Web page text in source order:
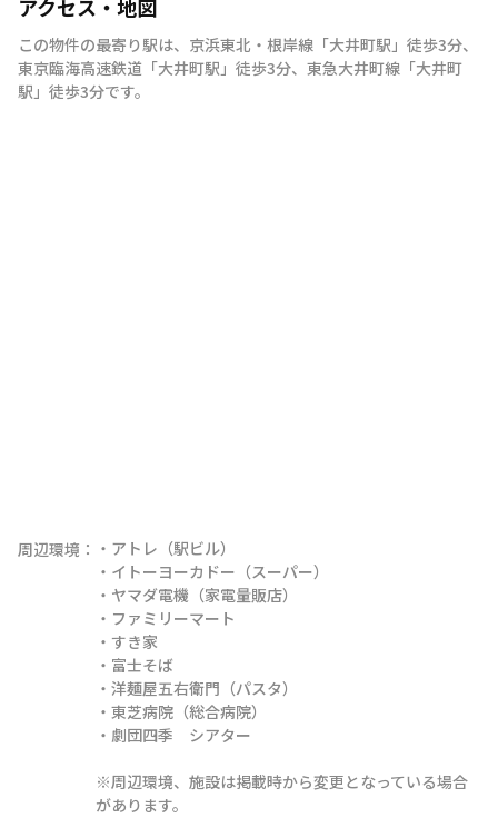
アクセス・地図
この物件の最寄り駅は、 京浜東北・根岸線 「大井町駅 」 徒歩3分、
東京臨海高速鉄道 「大井町駅 」 徒歩3分、 東急大井町線 「大井町
駅 」 徒歩3分です。
周辺環境： ・アトレ（駅ビル）
・イトーヨーカドー（スーパー）
・ヤマダ電機（家電量販店）
・ファミリーマート
・すき家
・富士そば
・洋麺屋五右衛門（パスタ）
・東芝病院（総合病院）
・劇団四季　シアター
※周辺環境、施設は掲載時から変更となっている場合
があります。